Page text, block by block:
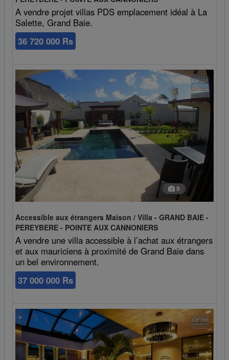
A vendre projet villas PDS emplacement idéal à La
Salette, Grand Baie.
36 720 000 Rs
9
Accessible aux étrangers Maison / Villa - GRAND BAIE -
PEREYBERE - POINTE AUX CANNONIERS
A vendre une villa accessible à l’achat aux étrangers
et aux mauriciens à proximité de Grand Baie dans
un bel environnement.
37 000 000 Rs